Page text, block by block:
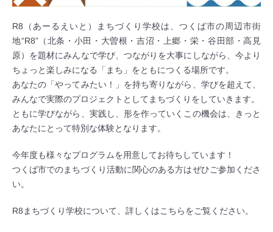
R8（あーるえいと）まちづくり学校は、つくば市の周辺市街
地“R8”（北条・小田・大曽根・吉沼・上郷・栄・谷田部・高見
原）を題材にみんなで学び、つながりを大事にしながら、今より
ちょっと楽しみになる「まち」をともにつくる場所です。
あなたの「やってみたい！」を持ち寄りながら、学びを超えて、
みんなで実際のプロジェクトとしてまちづくりをしていきます。
ともに学びながら、実践し、形を作っていくこの機会は、きっと
あなたにとって特別な体験となります。
今年度も様々なプログラムを用意してお待ちしています！
つくば市でのまちづくり活動に関心のある方はぜひご参加くださ
い。
R8まちづくり学校について、詳しくはこちらをご覧ください。